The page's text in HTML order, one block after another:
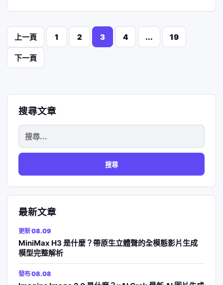
文
章
頁
上一頁 1 2 3 4 ... 19
下一頁
搜尋文章
搜
尋
關
最新文章
更新 08.09
MiniMax H3 是什麼？帶原生立體聲的全模態影片生成
模型完整解析
發布 08.08